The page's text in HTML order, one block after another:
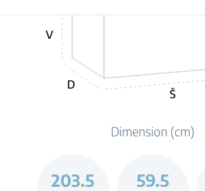
V
D
Š
Dimension (cm)
203.5 59.5